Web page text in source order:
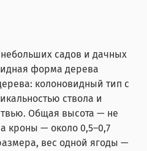
садов и дачных
форма дерева
колоновидный тип с
ствола и
Общая высота — не
кроны — около 0,5–0,7
вес одной ягоды —